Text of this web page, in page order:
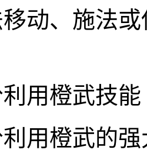
动、施法
用橙武技能
用橙武的